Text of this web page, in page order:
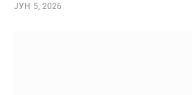
ЈУН 5, 2026